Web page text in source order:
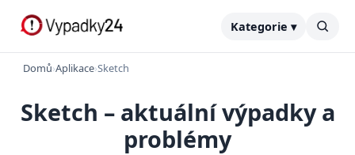
Kategorie ▾
Domů›Aplikace›Sketch
Sketch – aktuální výpadky a
problémy